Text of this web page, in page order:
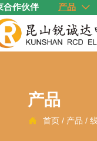
合作伙伴 产品 
产品
 首页 / 产品 /